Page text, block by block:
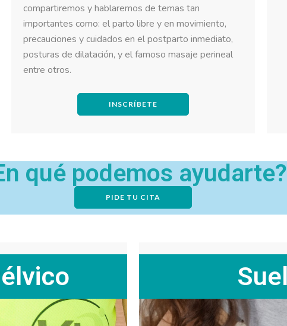
compartiremos y hablaremos de temas tan
importantes como: el parto libre y en movimiento,
precauciones y cuidados en el postparto inmediato,
posturas de dilatación, y el famoso masaje perineal
entre otros.
INSCRÍBETE
qué podemos ayudarte?
PIDE TU CITA